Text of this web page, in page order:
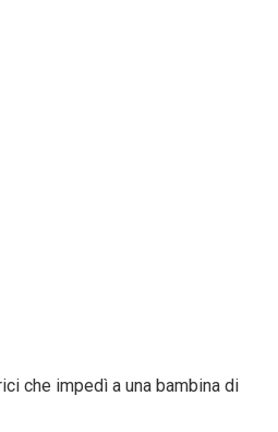
che impedì a una bambina di